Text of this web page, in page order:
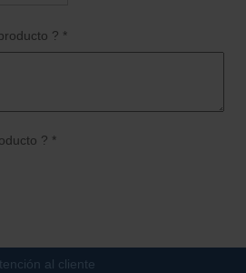
? *
? *
al cliente